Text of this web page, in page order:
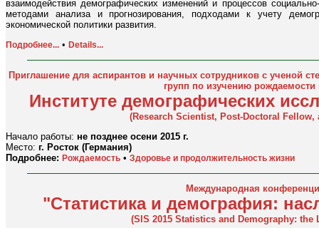
взаимодействия демографических изменений и процессов
методами анализа и прогнозирования, подходами к учету
экономической политики развития.
Подробнее... • Details...
Приглашение для аспирантов и научных сотрудников с ученой
групп по изучению рождаемости
Институте демографических
(Research Scientist, Post-Doctoral Fellow,
Начало работы: не позднее осени 2015 г.
Место: г. Росток (Германия)
Подробнее: Рождаемость • Здоровье и продолжительность жизни
Международная
"Статистика и демография:
(SIS 2015 Statistics and Demography: the